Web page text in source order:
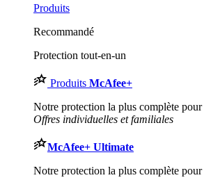
Produits
Recommandé
Protection tout-en-un
Produits McAfee+
Notre protection la plus complète
Offres individuelles et familiales
McAfee+ Ultimate
Notre protection la plus complète